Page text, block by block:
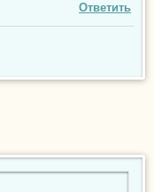
Ответить